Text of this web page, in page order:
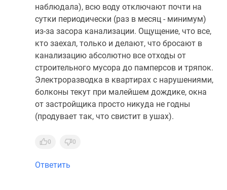
наблюдала), всю воду отключают почти на
сутки периодически (раз в месяц - минимум)
из-за засора канализации. Ощущение, что все,
кто заехал, только и делают, что бросают в
канализацию абсолютно все отходы от
строительного мусора до памперсов и тряпок.
Электроразводка в квартирах с нарушениями,
болконы текут при малейшем дождике, окна
от застройщика просто никуда не годны
(продувает так, что свистит в ушах).
0 0
Ответить